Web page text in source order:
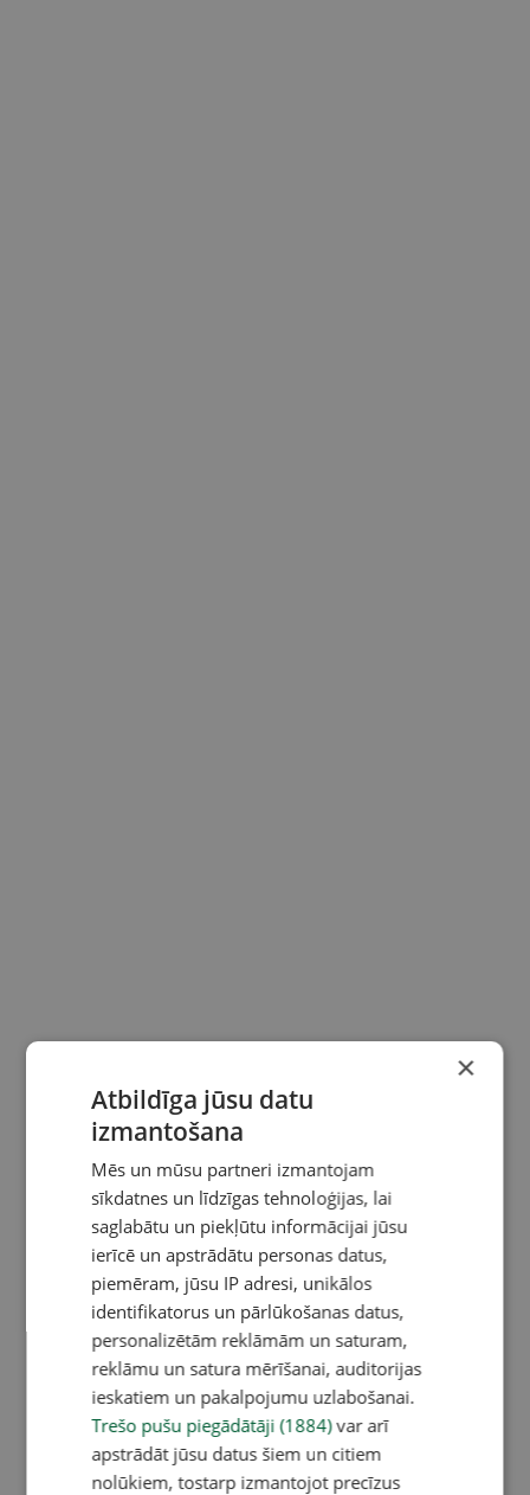
×
Atbildīga jūsu datu
izmantošana
Mēs un mūsu partneri izmantojam
sīkdatnes un līdzīgas tehnoloģijas, lai
saglabātu un piekļūtu informācijai jūsu
ierīcē un apstrādātu personas datus,
piemēram, jūsu IP adresi, unikālos
identifikatorus un pārlūkošanas datus,
personalizētām reklāmām un saturam,
reklāmu un satura mērīšanai, auditorijas
ieskatiem un pakalpojumu uzlabošanai.
Trešo pušu piegādātāji (1884)var arī
apstrādāt jūsu datus šiem un citiem
nolūkiem, tostarp izmantojot precīzus